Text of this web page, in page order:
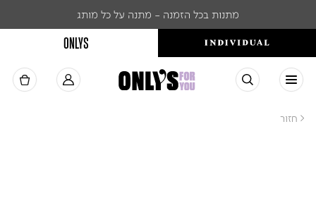
מתנות בכל הזמנה - מתנה על כל מותג
ONLYS
< חזור